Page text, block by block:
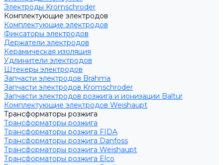
Электроды Kromschroder
Комплектующие электродов
Комплектующие электродов
Фиксаторы электродов
Держатели электродов
Керамическая изоляция
Удлинители электродов
Штекеры электродов
Запчасти электродов Brahma
Запчасти электродов Kromschroder
Запчасти электродов розжига и ионизации Baltur
Комплектующие электродов Weishaupt
Трансформаторы розжига
Трансформаторы розжига
Трансформаторы розжига FIDA
Трансформаторы розжига Danfoss
Трансформаторы розжига Weishaupt
Трансформаторы розжига Elco